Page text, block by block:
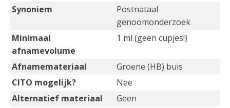
Synoniem
Postnataal
genoomonderzoek
Minimaal
afnamevolume
1 ml (geen cupjes!)
Afnamemateriaal
Groene (HB) buis
CITO mogelijk?
Nee
Alternatief materiaal
Geen